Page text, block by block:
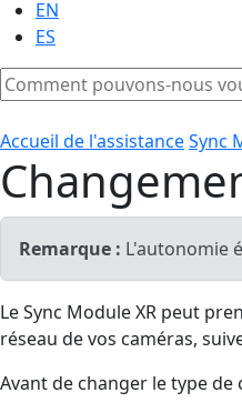
EN
ES
Accueil de l'assistanceSync
Remarque : L'autonomie
Le Sync Module XR peut
réseau de vos caméras,
Avant de changer le type